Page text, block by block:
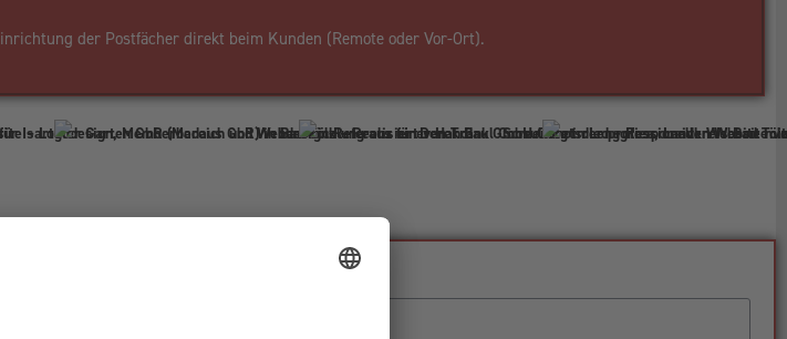
der Postfächer direkt beim Kunden (Remote oder Vor-Ort).